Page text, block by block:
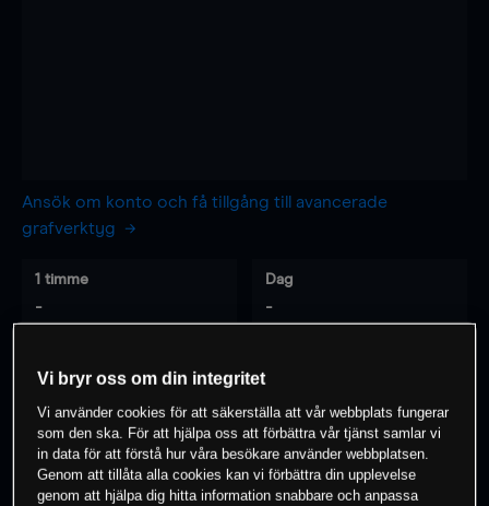
Ansök om konto och få tillgång till avancerade
grafverktyg
1 timme
-
Dag
-
7 dagar
0% av kunderna har enposition i detta
Vi bryr oss om din integritet
Vi använder cookies för att säkerställa att vår webbplats fungerar
som den ska. För att hjälpa oss att förbättra vår tjänst samlar vi
in data för att förstå hur våra besökare använder webbplatsen.
Genom att tillåta alla cookies kan vi förbättra din upplevelse
genom att hjälpa dig hitta information snabbare och anpassa